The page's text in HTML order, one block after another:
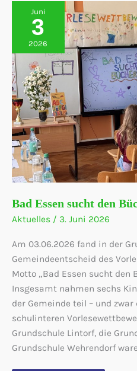
Abendlauf
Juni
3
2026
Bad Essen sucht den
Aktuelles / 3. Juni 2026
Am 03.06.2026 fand in der
Gemeindeentscheid des
Motto „Bad Essen sucht den
Insgesamt nahmen sechs
der Gemeinde teil – und
schulinteren
Grundschule Lintorf, die
Grundschule Wehrendorf